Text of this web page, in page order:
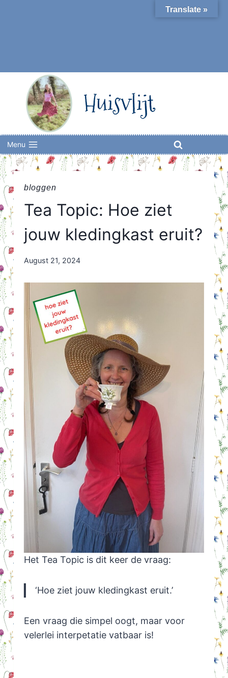
Huisvlijt
Menu
bloggen
Tea Topic: Hoe ziet
jouw kledingkast eruit?
By
Orriëns
August 21, 2024
Het Tea Topic is dit keer de vraag:
‘Hoe ziet jouw kledingkast eruit.’
Een vraag die simpel oogt, maar voor
velerlei interpetatie vatbaar is!
Translate »